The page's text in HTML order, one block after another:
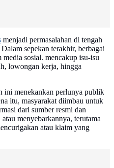
menjadi permasalahan di tengah
sepekan terakhir, berbagai
sosial. mencakup isu-isu
lowongan kerja, hingga
ini menekankan perlunya publik
itu, masyarakat diimbau untuk
dari sumber resmi dan
menyebarkannya, terutama
atau klaim yang